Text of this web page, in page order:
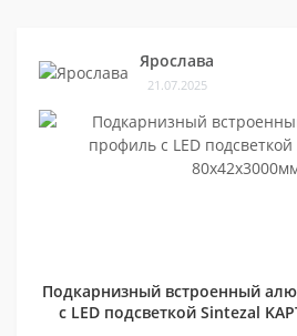
Ярослава
21.07.2025
Подкарнизный встроенный
с LED подсветкой Sintezal